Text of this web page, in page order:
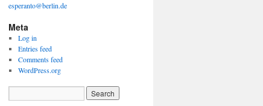
esperanto@berlin.de
Meta
Log in
Entries feed
Comments feed
WordPress.org